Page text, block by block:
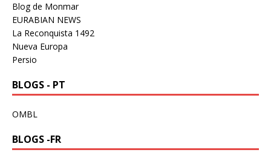
Blog de Monmar
EURABIAN NEWS
La Reconquista 1492
Nueva Europa
Persio
BLOGS - PT
OMBL
BLOGS -FR